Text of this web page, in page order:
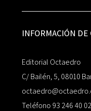
INFORMACIÓN DE
Editorial Octaedro
C/ Bailén, 5, 08010
Teléfono 93 246 40 02